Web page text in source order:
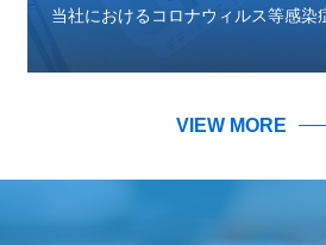
当社におけるコロナウィルス等感染
VIEW MORE